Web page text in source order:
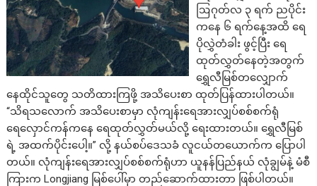
ဩဂုတ်လ ၃ ရက် ညပိုင်း
ကနေ ၆ ရက်နေ့အထိ ရေ
ပိုလွှဲတံခါး ဖွင့်ပြီး ရေ
ထုတ်လွှတ်နေတဲ့အတွက်
ရွှေလီမြစ်တလျှောက်
နေထိုင်သူတွေ သတိထားကြဖို့ အသိပေးစာ ထုတ်ပြန်ထားပါတယ်။
“သိရသလောက် အသိပေးစာမှာ လုံကျန်းရေအားလျှပ်စစ်စက်ရုံ
ရေလှောင်ကန်ကနေ ရေထုတ်လွှတ်မယ်လို့ ရေးထားတယ်။ ရွှေလီမြစ်
ရဲ့ အထက်ပိုင်းပေါ့။” လို့ နယ်စပ်ဒေသခံ လူငယ်တယောက်က ပြောပါ
တယ်။ လုံကျန်းရေအားလျှပ်စစ်စက်ရုံဟာ ယူနန်ပြည်နယ် လုံချွမ်နဲ့ မံစီ
ကြားက Longjiang မြစ်ပေါ်မှာ တည်ဆောက်ထားတာ ဖြစ်ပါတယ်။